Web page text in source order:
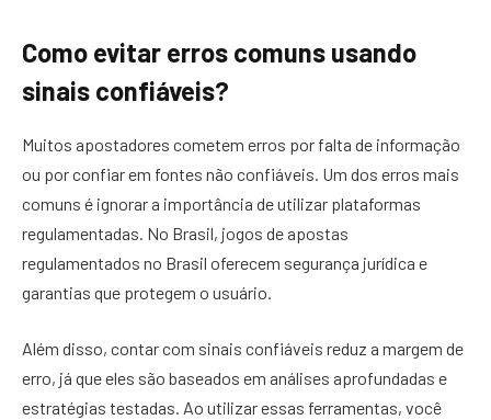
Como evitar erros comuns usando
sinais confiáveis?
Muitos apostadores cometem erros por falta de informação
ou por confiar em fontes não confiáveis. Um dos erros mais
comuns é ignorar a importância de utilizar plataformas
regulamentadas. No Brasil, jogos de apostas
regulamentados no Brasil oferecem segurança jurídica e
garantias que protegem o usuário.
Além disso, contar com sinais confiáveis reduz a margem de
erro, já que eles são baseados em análises aprofundadas e
estratégias testadas. Ao utilizar essas ferramentas, você